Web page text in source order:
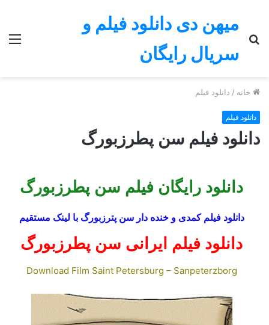
میهن دی دانلود فیلم و
سریال رایگان
جستجو
برای
خانه / دانلود فیلم
دانلود فیلم
دانلود فیلم سن پطرزبورگ
دانلود رایگان فیلم سن پطرزبورگ
دانلود فیلم کمدی و خنده دار سن پترزبورگ با لینک مستقیم
دانلود فیلم ایرانی سن پطرزبورگ
Download Film Saint Petersburg – Sanpeterzborg